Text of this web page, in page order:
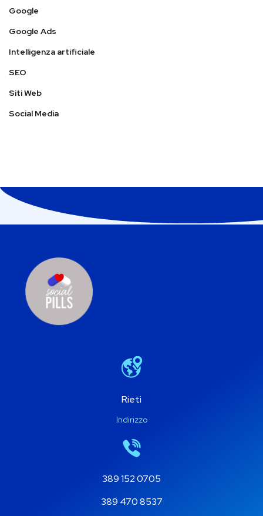
Google
Google Ads
Intelligenza artificiale
SEO
Siti Web
Social Media
Rieti
Indirizzo
389 152 0705
389 470 8537